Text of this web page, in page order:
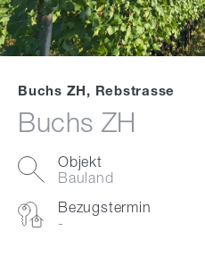
Buchs ZH, Rebstrasse
Buchs ZH
Objekt
Bauland
Bezugstermin
-